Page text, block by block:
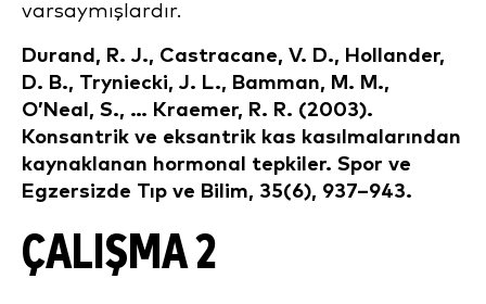
varsaymışlardır.
Durand, R. J., Castracane, V. D., Hollander,
D. B., Tryniecki, J. L., Bamman, M. M.,
O’Neal, S., … Kraemer, R. R. (2003).
Konsantrik ve eksantrik kas kasılmalarından
kaynaklanan hormonal tepkiler. Spor ve
Egzersizde Tıp ve Bilim, 35(6), 937–943.
ÇALIŞMA 2